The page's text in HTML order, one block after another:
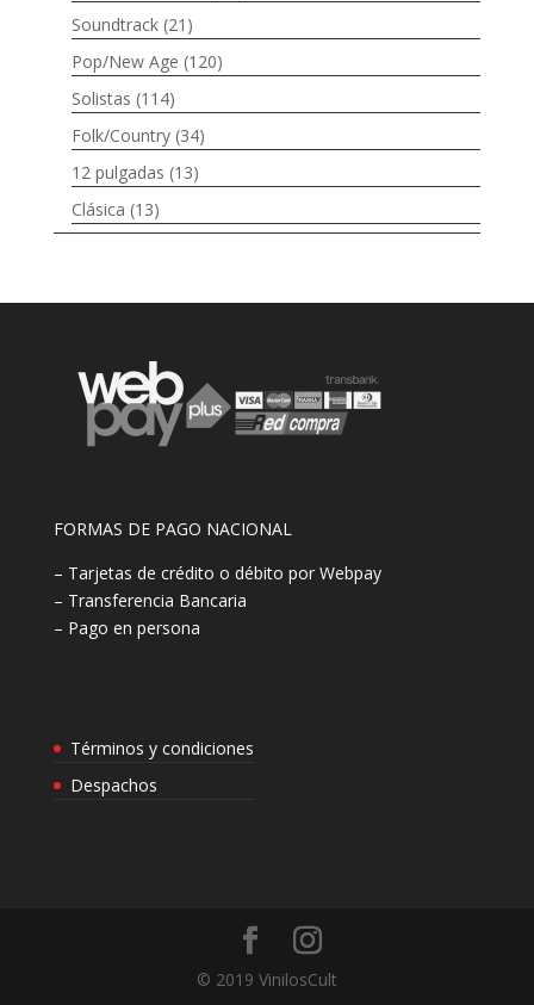
Soundtrack (21)
Pop/New Age (120)
Solistas (114)
Folk/Country (34)
12 pulgadas (13)
Clásica (13)
FORMAS DE PAGO NACIONAL
– Tarjetas de crédito o débito por Webpay
– Transferencia Bancaria
– Pago en persona
Términos y condiciones
Despachos
© 2019 VinilosCult